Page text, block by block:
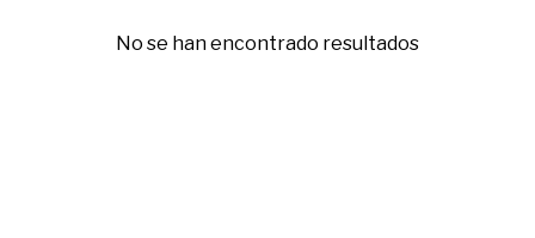
No se han encontrado resultados